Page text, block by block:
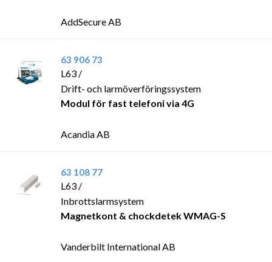
AddSecure AB
63 906 73
L63 /
Drift- och larmöverföringssystem
Modul för fast telefoni via 4G
Acandia AB
63 108 77
L63 /
Inbrottslarmsystem
Magnetkont & chockdetek WMAG-S
Vanderbilt International AB